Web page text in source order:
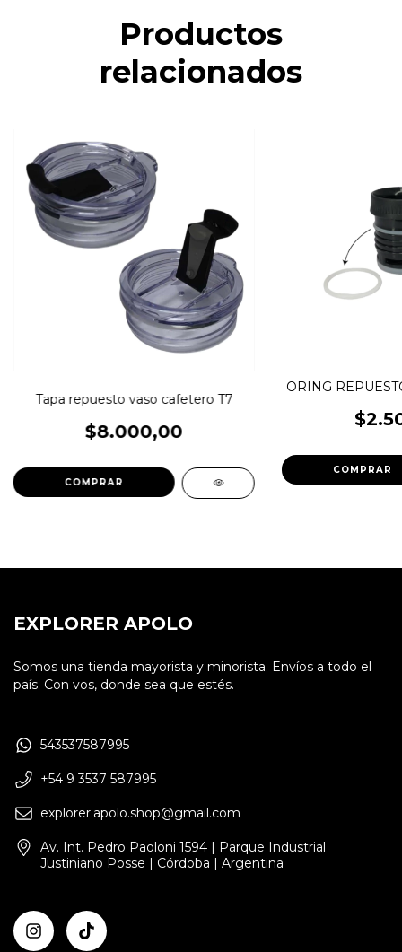
Productos
relacionados
Tapa repuesto vaso cafetero T7
$8.000,00
ORING
EXPLORER APOLO
Somos una tienda mayorista y minorista. Envíos a todo el
país. Con vos, donde sea que estés.
543537587995
+54 9 3537 587995
explorer.apolo.shop@gmail.com
Av. Int. Pedro Paoloni 1594 | Parque Industrial
Justiniano Posse | Córdoba | Argentina